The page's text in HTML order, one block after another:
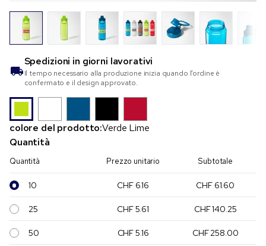
Spedizioni in giorni lavorativi
Il tempo necessario alla produzione inizia quando l’ordine è
confermato e il design approvato.
colore del prodotto:Verde Lime
Quantità
Quantità Prezzo unitario Subtotale
10 CHF 6.16 CHF 61.60
25 CHF 5.61 CHF 140.25
50 CHF 5.16 CHF 258.00